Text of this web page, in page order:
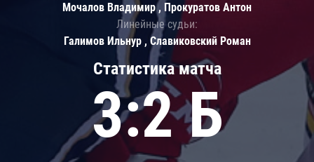
Статистика матча
3:2 Б
Мочалов Владимир , Прокуратов Антон
Линейные судьи:
Галимов Ильнур , Славиковский Роман